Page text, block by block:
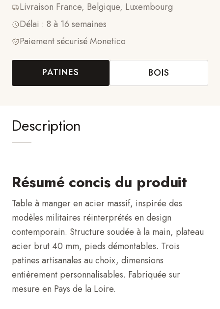
Livraison France, Belgique, Luxembourg
Délai : 8 à 16 semaines
Paiement sécurisé Monetico
PATINES BOIS
Description
Résumé concis du produit
Table à manger en acier massif, inspirée des
modèles militaires réinterprétés en design
contemporain. Structure soudée à la main, plateau
acier brut 40 mm, pieds démontables. Trois
patines artisanales au choix, dimensions
entièrement personnalisables. Fabriquée sur
mesure en Pays de la Loire.